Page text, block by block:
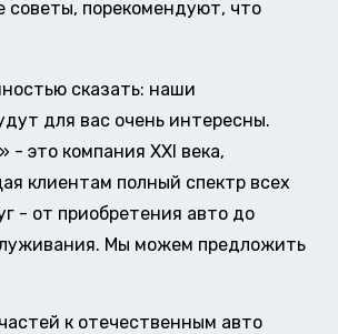
советы, порекомендуют, что
сказать: наши
для вас очень интересны.
- это компания XXI века,
клиентам полный спектр всех
- от приобретения авто до
Мы можем предложить
к отечественным авто